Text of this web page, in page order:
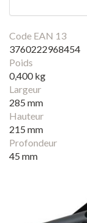
Code EAN 13
3760222968454
Poids
0,400 kg
Largeur
285 mm
Hauteur
215 mm
Profondeur
45 mm